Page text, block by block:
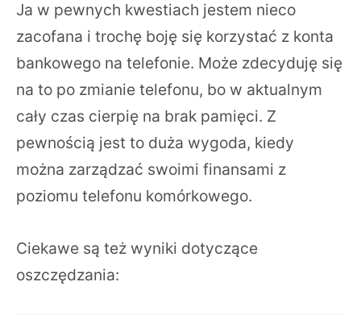
Ja w pewnych kwestiach jestem nieco
zacofana i trochę boję się korzystać z konta
bankowego na telefonie. Może zdecyduję się
na to po zmianie telefonu, bo w aktualnym
cały czas cierpię na brak pamięci. Z
pewnością jest to duża wygoda, kiedy
można zarządzać swoimi finansami z
poziomu telefonu komórkowego.
Ciekawe są też wyniki dotyczące
oszczędzania: